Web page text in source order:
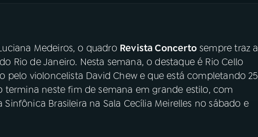
Medeiros, o quadro Revista Concertosempre traz a
Rio de Janeiro. Nesta semana, o destaque é Rio Cello
pelo violoncelista David Chew e que está completando 25
termina neste fim de semana em grande estilo, com
Brasileira na Sala Cecília Meirelles no sábado e